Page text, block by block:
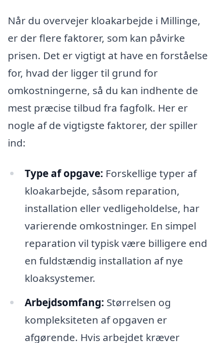
Når du overvejer kloakarbejde i Millinge,
er der flere faktorer, som kan påvirke
prisen. Det er vigtigt at have en forståelse
for, hvad der ligger til grund for
omkostningerne, så du kan indhente de
mest præcise tilbud fra fagfolk. Her er
nogle af de vigtigste faktorer, der spiller
ind:
Type af opgave: Forskellige typer af
kloakarbejde, såsom reparation,
installation eller vedligeholdelse, har
varierende omkostninger. En simpel
reparation vil typisk være billigere end
en fuldstændig installation af nye
kloaksystemer.
Arbejdsomfang: Størrelsen og
kompleksiteten af opgaven er
afgørende. Hvis arbejdet kræver